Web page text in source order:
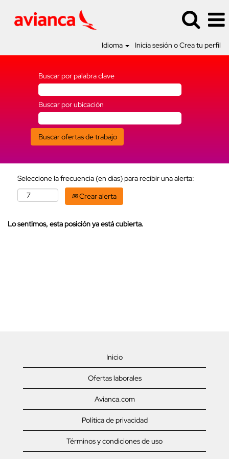
Idioma Inicia sesión o Crea tu perfil
Buscar por palabra clave
Buscar por ubicación
Seleccione la frecuencia (en días) para recibir una alerta:
Crear alerta
Lo sentimos, esta posición ya está cubierta.
Inicio
Ofertas laborales
Avianca.com
Política de privacidad
Términos y condiciones de uso